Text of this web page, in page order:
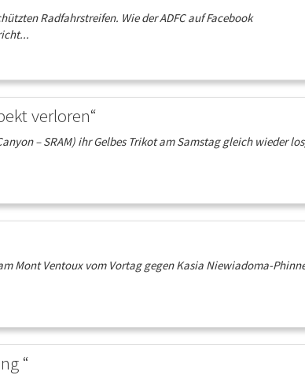
Radfahrstreifen. Wie der ADFC auf Facebook
verloren“
– SRAM) ihr Gelbes Trikot am Samstag gleich wieder
Mont Ventoux vom Vortag gegen Kasia Niewiadoma-
“